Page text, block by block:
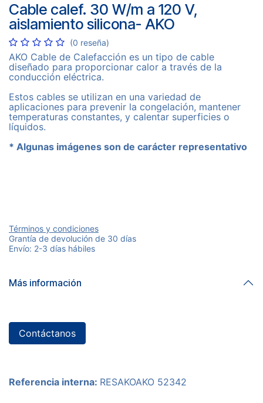
Cable calef. 30 W/m a 120 V,
aislamiento silicona- AKO
(0 reseña)
AKO Cable de Calefacción es un tipo de cable
diseñado para proporcionar calor a través de la
conducción eléctrica.
Estos cables se utilizan en una variedad de
aplicaciones para prevenir la congelación, mantener
temperaturas constantes, y calentar superficies o
líquidos.
* Algunas imágenes son de carácter representativo
Términos y condiciones
Grantía de devolución de 30 días
Envío: 2-3 días hábiles
Más información
Contáctanos
Referencia interna: RESAKOAKO 52342